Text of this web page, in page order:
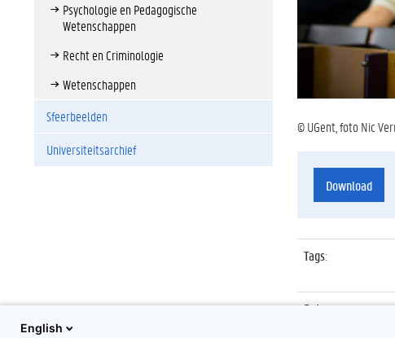
Psychologie en Pedagogische
Wetenschappen
Recht en Criminologie
Wetenschappen
Sfeerbeelden
Universiteitsarchief
© UGent, foto Nic
Download
Tags:
Datum:
English